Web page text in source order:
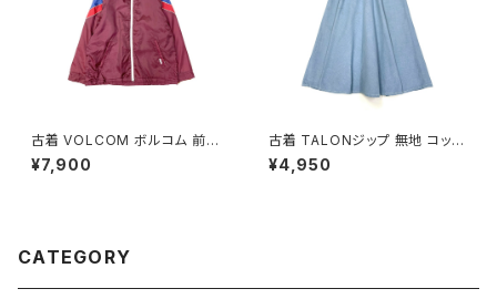
古着 VOLCOM ボルコム 前開
き 無地 ブランドロゴ 刺繍 ナイ
ロン100％ 長袖 アウター ライト
¥7,900
古着 TALONジップ 無地 コット
ン 膝丈 スカート 青 水色 (ba2
607003)
¥4,950
CATEGORY